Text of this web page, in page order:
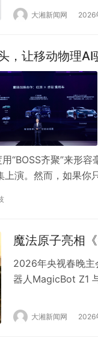
时备份、安全存储
针对这一核心需求
创作不…
大湘新闻网 2026
，让移动物理AI
“BOSS齐聚”来形
上演。然而，如果
地停在那里——卓驭
逻辑的巨变：…
魔法原子亮相
2026年央视春晚主
器人MagicBot Z1
形态人形机器人亮
大湘新闻网 2026